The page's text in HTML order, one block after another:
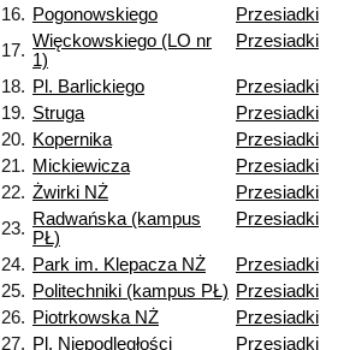
16. Pogonowskiego
Przesiadki
17. Więckowskiego (LO nr
1)
Przesiadki
18. Pl. Barlickiego
Przesiadki
19. Struga
Przesiadki
20. Kopernika
Przesiadki
21. Mickiewicza
Przesiadki
22. Żwirki NŻ
Przesiadki
23. Radwańska (kampus
PŁ)
Przesiadki
24. Park im. Klepacza NŻ
Przesiadki
25. Politechniki (kampus PŁ) Przesiadki
26. Piotrkowska NŻ
Przesiadki
27. Pl. Niepodległości
Przesiadki